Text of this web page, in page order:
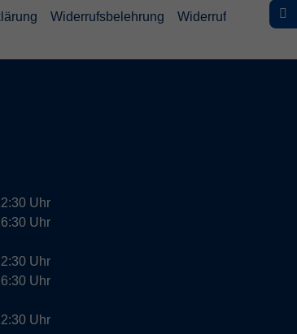
Widerrufsbelehrung Widerruf
Uhr
Uhr
Uhr
Uhr
Uhr